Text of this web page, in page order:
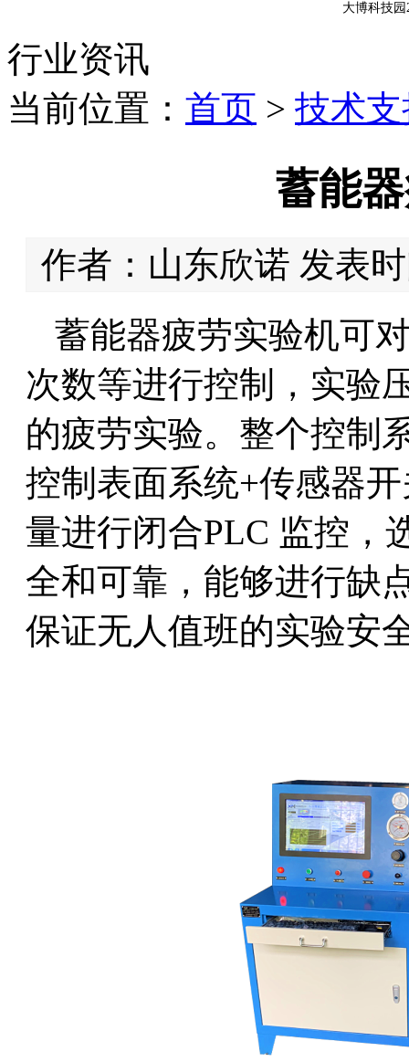
大博科技园
行业资讯
当前位置： 首页 > 技术
蓄能
作者：山东欣诺 发表
蓄能器疲劳实验机可
次数等进行控制，实验
的疲劳实验。整个控制
控制表面系统+传感器
量进行闭合PLC 监控，
全和可靠，能够进行缺
保证无人值班的实验安